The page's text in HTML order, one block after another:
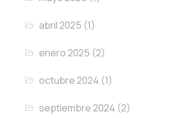
abril 2025 (1)
enero 2025 (2)
octubre 2024 (1)
septiembre 2024 (2)